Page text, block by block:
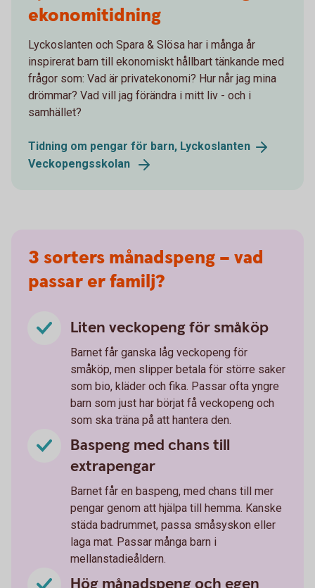
ekonomitidning
Lyckoslanten och Spara & Slösa har i många år
inspirerat barn till ekonomiskt hållbart tänkande med
frågor som: Vad är privatekonomi? Hur når jag mina
drömmar? Vad vill jag förändra i mitt liv - och i
samhället?
Tidning om pengar för barn, Lyckoslanten
Veckopengsskolan
3 sorters månadspeng – vad
passar er familj?
Liten veckopeng för småköp
Barnet får ganska låg veckopeng för
småköp, men slipper betala för större saker
som bio, kläder och fika. Passar ofta yngre
barn som just har börjat få veckopeng och
som ska träna på att hantera den.
Baspeng med chans till
extrapengar
Barnet får en baspeng, med chans till mer
pengar genom att hjälpa till hemma. Kanske
städa badrummet, passa småsyskon eller
laga mat. Passar många barn i
mellanstadieåldern.
Hög månadspeng och egen